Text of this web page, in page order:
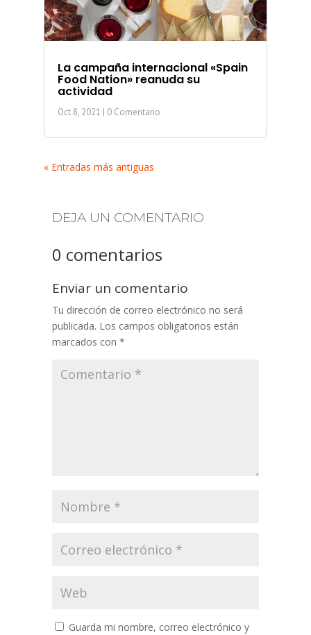
La campaña internacional «Spain
Food Nation» reanuda su
actividad
Oct 8, 2021 | 0 Comentario
« Entradas más antiguas
DEJA UN COMENTARIO
0 comentarios
Enviar un comentario
Tu dirección de correo electrónico no será
publicada. Los campos obligatorios están
marcados con *
Guarda mi nombre, correo electrónico y